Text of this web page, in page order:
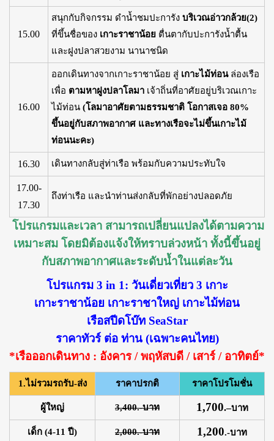
15.00
สนุกกับกิจกรรม ดำน้ำชมปะการัง บริเวณอ่าวกล้วย(2)
ที่ขึ้นชื่อของ เกาะราชาน้อย ตื่นตากับปะการังน้ำตื้น
และฝูงปลาสวยงาม นานาชนิด
16.00
ออกเดินทางจากเกาะราชาน้อย สู่ เกาะไม้ท่อนล่องเรือ
เพื่อ ตามหาฝูงปลาโลมา เจ้าถิ่นที่อาศัยอยู่บริเวณเกาะ
ไม้ท่อน (โลมาอาศัยตามธรรมชาติ โอกาสเจอ 80%
ขึ้นอยู่กับสภาพอากาศ และทางเรือจะไม่ขึ้นเกาะไม้
ท่อนนะคะ)
16.30 เดินทางกลับสู่ท่าเรือ พร้อมกับความประทับใจ
17.00-
17.30
ถึงท่าเรือ และนำท่านส่งกลับที่พักอย่างปลอดภัย
โปรแกรมและเวลา สามารถเปลี่ยนแปลงได้ตามความ
เหมาะสม โดยมิต้องแจ้งให้ทราบล่วงหน้า ทั้งนี้ขึ้นอยู่
กับสภาพอากาศและระดับน้ำในแต่ละวัน
โปรแกรม 3 in 1: วันเดี่ยวเที่ยว 3 เกาะ
เกาะราชาน้อย เกาะราชาใหญ่ เกาะไม้ท่อน
เรือสปีดโบ๊ท SeaStar
ราคาทัวร์ ต่อ ท่าน (เฉพาะคนไทย)
*เรือออกเดินทาง : อังคาร / พฤหัสบดี / เสาร์ / อาทิตย์*
1.ไม่รวมรถรับ-ส่ง ราคาปรกติ ราคาโปรโมชั่น
ผู้ใหญ่ 3,400.-บาท 1,700.–บาท
เด็ก (4-11 ปี) 2,000.-บาท 1,200.-บาท